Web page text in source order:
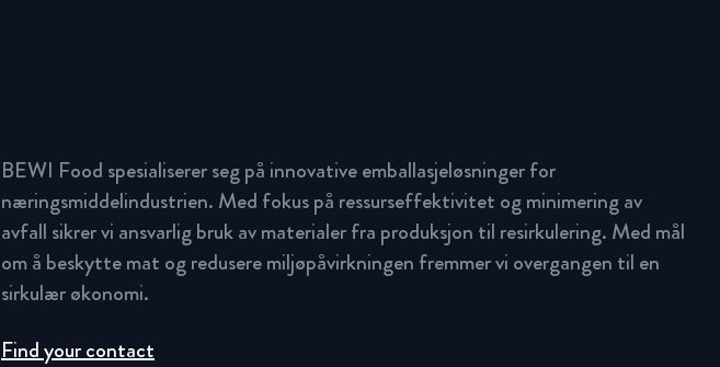
BEWI Food spesialiserer seg på innovative emballasjeløsninger for
næringsmiddelindustrien. Med fokus på ressurseffektivitet og minimering av
avfall sikrer vi ansvarlig bruk av materialer fra produksjon til resirkulering. Med mål
om å beskytte mat og redusere miljøpåvirkningen fremmer vi overgangen til en
sirkulær økonomi.
Find your contact